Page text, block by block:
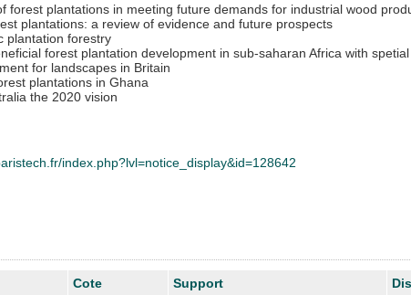
forest plantations in meeting future demands for industrial wood
plantations: a review of evidence and future prospects
plantation forestry
forest plantation development in sub-saharan Africa with
for landscapes in Britain
plantations in Ghana
the 2020 vision
index.php?lvl=notice_display&id=128642
Cote Support